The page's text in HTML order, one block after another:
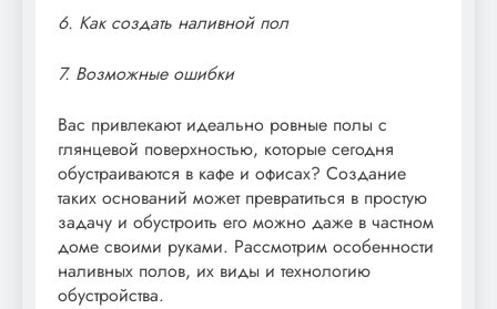
6. Как создать наливной пол
7. Возможные ошибки
Вас привлекают идеально ровные полы с
глянцевой поверхностью, которые сегодня
обустраиваются в кафе и офисах? Создание
таких оснований может превратиться в простую
задачу и обустроить его можно даже в частном
доме своими руками. Рассмотрим особенности
наливных полов, их виды и технологию
обустройства.